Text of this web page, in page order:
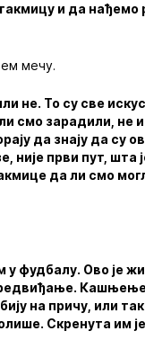
и да нађемо
мечу.
не. То су све
смо зарадили, не
да знају да су
први пут, шта
да ли смо
фудбалу. Ово је
на причу, или
Скренута им